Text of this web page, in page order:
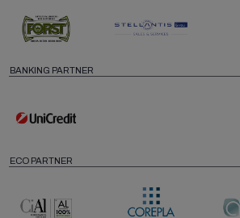
BANKING PARTNER
ECO PARTNER